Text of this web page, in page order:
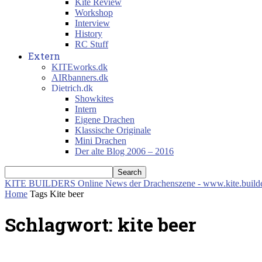
Kite Review
Workshop
Interview
History
RC Stuff
Extern
KITEworks.dk
AIRbanners.dk
Dietrich.dk
Showkites
Intern
Eigene Drachen
Klassische Originale
Mini Drachen
Der alte Blog 2006 – 2016
KITE BUILDERS Online News der Drachenszene -
Home Tags Kite beer
Schlagwort: kite beer